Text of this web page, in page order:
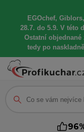
EGOchef,
28.7. do 5.9. V této
Ostatní objednané
tedy po